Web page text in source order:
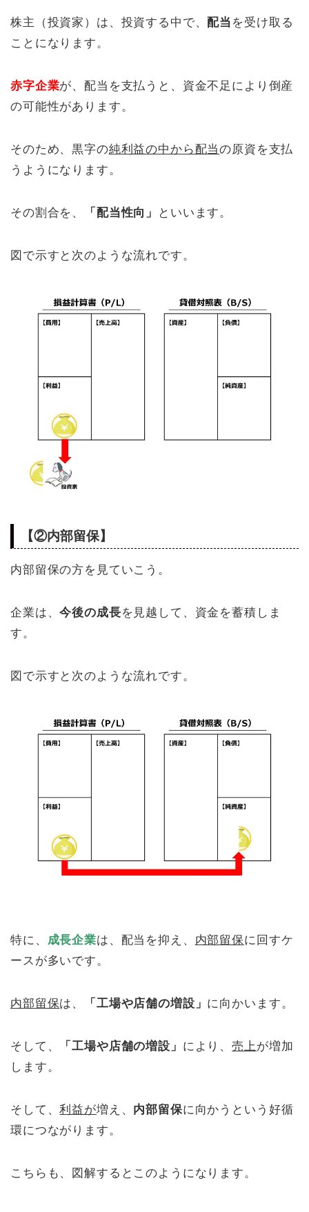
株主（投資家）は、投資する中で、配当 を受け取る
ことになります。
赤字企業が、配当を支払うと、資金不足により倒産
の可能性があります。
そのため、黒字の純利益の中から配当の原資を支払
うようになります。
その割合を、 「配当性向」 といいます。
図で示すと次のような流れです。
【②内部留保】
内部留保の方を見ていこう。
企業は、今後の成長を見越して、資金を蓄積しま
す。
図で示すと次のような流れです。
特に、 成長企業は、配当を抑え、 内部留保に回すケ
ースが多いです。
内部留保は、 「工場や店舗の増設」 に向かいます。
そして、 「工場や店舗の増設」 により、売上が増加
します。
そして、利益が増え、 内部留保に向かうという好循
環につながります。
こちらも、図解するとこのようになります。